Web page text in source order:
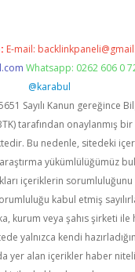
E-mail:
Whatsapp: 0262 606 0
@karabul
Sayılı Kanun gereğince
tarafından onaylanmış bir
Bu nedenle, sitedeki
yükümlülüğümüz
içeriklerin
kabul etmiş
kurum veya şahıs şirketi ile
yalnızca kendi
yer alan içerikler haber